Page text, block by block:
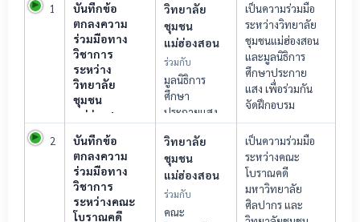
1
บันทึกข้อ
ตกลงความ
ร่วมมือทาง
วิชาการ
ระหว่าง
วิทยาลัย
ชุมชน
แม่ฮ่องสอน
ศึกษา
ประกายแสง
วิทยาลัย
ชุมชน
แม่ฮ่องสอน
ร่วมกับ
มูลนิธิการ
ศึกษา
ประกายแสง
เป็นความร่วมมือ
ระหว่างวิทยาลัย
ชุมชนแม่ฮ่องสอน
และมูลนิธิการ
ศึกษาประกาย
แสง เพื่อร่วมกัน
จัดฝึกอบรม
หลักสูตรวิชาชีพ
ระยะสั้นและ
พัฒนาทักษะ
อาชีพให้กับ
เยาวชน โดย
เฉพาะกลุ่มผู้ด้อย
โอกาส สนับสนุน
2
บันทึกข้อ
ตกลงความ
ร่วมมือทาง
วิชาการ
ระหว่างคณะ
โบราณคดี
วิทยาลัย
ชุมชน
แม่ฮ่องสอน
ร่วมกับ
คณะ
เป็นความร่วมมือ
ระหว่างคณะ
โบราณคดี
มหาวิทยาลัย
ศิลปากร และ